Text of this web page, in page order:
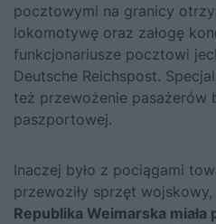
pocztowymi na granicy
lokomotywę oraz załogę
funkcjonariusze pocztowi
Deutsche Reichspost.
też przewożenie pasażerów
paszportowej.
Inaczej było z pociągami
przewoziły sprzęt wojskowy,
Republika Weimarska